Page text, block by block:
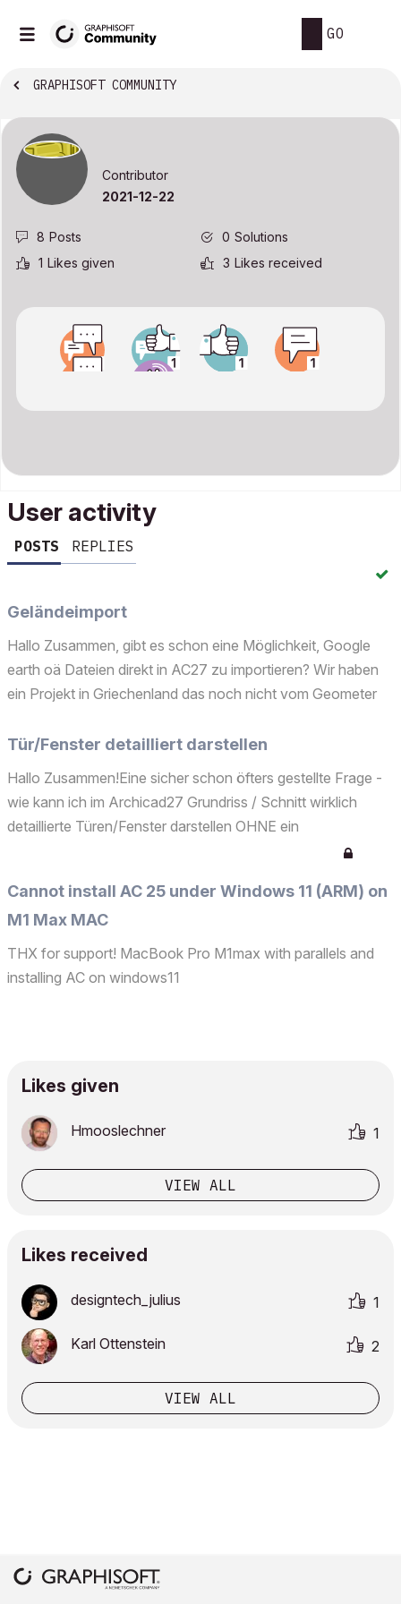
GO
GRAPHISOFT COMMUNITY
Contributor
‎2021-12-22
8 Posts 0 Solutions
1 Likes given 3 Likes received
User activity
POSTS REPLIES
Geländeimport
Hallo Zusammen, gibt es schon eine Möglichkeit, Google
earth oä Dateien direkt in AC27 zu importieren? Wir haben
ein Projekt in Griechenland das noch nicht vom Geometer
erstellen.......Danke im Voraus,LGRoland
Tür/Fenster detailliert darstellen
Hallo Zusammen!Eine sicher schon öfters gestellte Frage -
wie kann ich im Archicad27 Grundriss / Schnitt wirklich
detaillierte Türen/Fenster darstellen OHNE ein
herstellergebundenes Produkt zB aus bimobject, das
Cannot install AC 25 under Windows 11 (ARM) on
M1 Max MAC
THX for support! MacBook Pro M1max with parallels and
installing AC on windows11
Likes given
Hmooslechner 1
VIEW ALL
Likes received
designtech_julius 1
Karl Ottenstein 2
VIEW ALL